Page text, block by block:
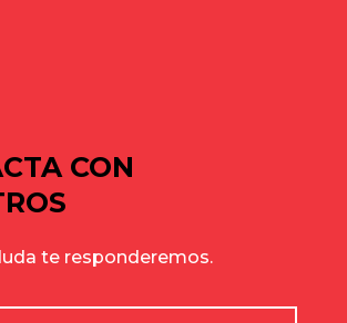
CON
te responderemos.